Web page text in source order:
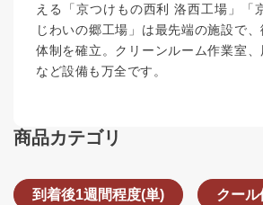
える「京つけもの西利 洛西工場」「
じわいの郷工場」は最先端の施設で
体制を確立。クリーンルーム作業室
など設備も万全です。
商品カテゴリ
到着後1週間程度(単) クール